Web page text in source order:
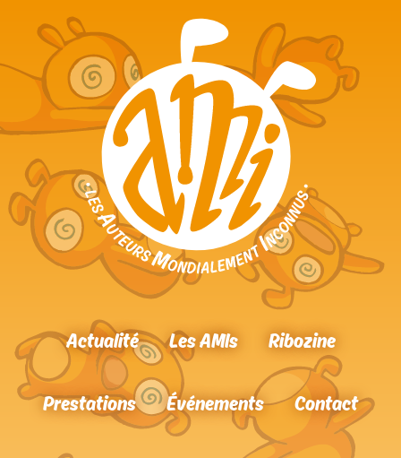
Actualité Les AMIs Ribozine
Prestations Événements Contact